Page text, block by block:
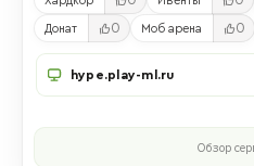
Донат 0 Моб арена 0
hype.play-ml.ru
Обзор